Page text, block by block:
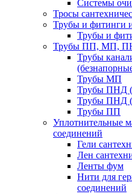
Системы
Тросы
Трубы и фитинги
Трубы и
Трубы ПП, МП,
Трубы
Трубы МП
Трубы ПНД
Трубы ПНД
Трубы ПП
Уплотнительные
соединений
Гели
Лен
Ленты фум
Нити для
соединений